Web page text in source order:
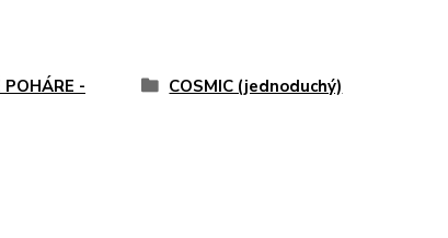
POHÁRE -
COSMIC (jednoduchý)